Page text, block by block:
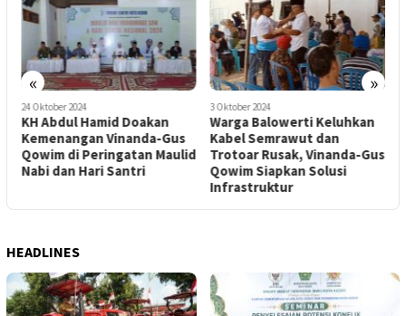
« »
24 Oktober 2024
KH Abdul Hamid Doakan
Kemenangan Vinanda-Gus
Qowim di Peringatan Maulid
Nabi dan Hari Santri
3 Oktober 2024
Warga Balowerti Keluhkan
Kabel Semrawut dan
Trotoar Rusak, Vinanda-Gus
Qowim Siapkan Solusi
Infrastruktur
HEADLINES